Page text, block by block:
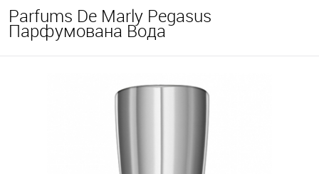
Parfums De Marly Pegasus
Парфумована Вода